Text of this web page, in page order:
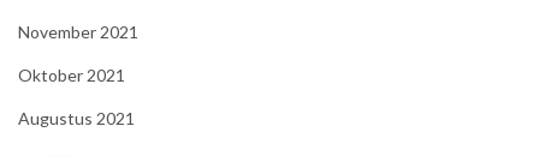
November 2021
Oktober 2021
Augustus 2021